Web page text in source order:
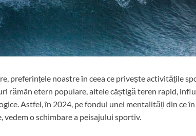
preferințele noastre în ceea ce privește activitățile
rămân etern populare, altele câștigă teren rapid,
Astfel, în 2024, pe fondul unei mentalități din ce
o schimbare a peisajului sportiv.